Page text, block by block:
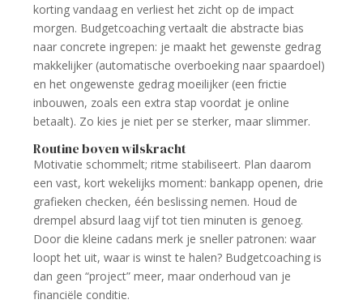
korting vandaag en verliest het zicht op de impact
morgen. Budgetcoaching vertaalt die abstracte bias
naar concrete ingrepen: je maakt het gewenste gedrag
makkelijker (automatische overboeking naar spaardoel)
en het ongewenste gedrag moeilijker (een frictie
inbouwen, zoals een extra stap voordat je online
betaalt). Zo kies je niet per se sterker, maar slimmer.
Routine boven wilskracht
Motivatie schommelt; ritme stabiliseert. Plan daarom
een vast, kort wekelijks moment: bankapp openen, drie
grafieken checken, één beslissing nemen. Houd de
drempel absurd laag vijf tot tien minuten is genoeg.
Door die kleine cadans merk je sneller patronen: waar
loopt het uit, waar is winst te halen? Budgetcoaching is
dan geen “project” meer, maar onderhoud van je
financiële conditie.